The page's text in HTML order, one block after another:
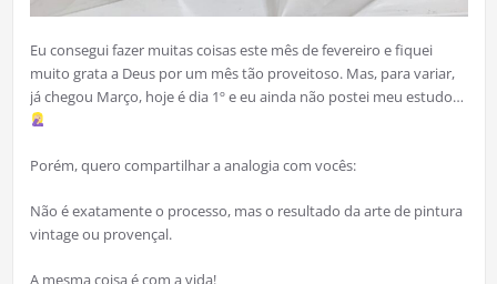
Eu consegui fazer muitas coisas este mês de fevereiro e fiquei
muito grata a Deus por um mês tão proveitoso. Mas, para variar,
já chegou Março, hoje é dia 1º e eu ainda não postei meu estudo…
Porém, quero compartilhar a analogia com vocês:
Não é exatamente o processo, mas o resultado da arte de pintura
vintage ou provençal.
A mesma coisa é com a vida!